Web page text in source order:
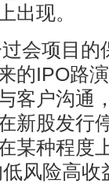
出现。
会项目的
的IPO路
客户沟通
新股发行
某种程度
风险高